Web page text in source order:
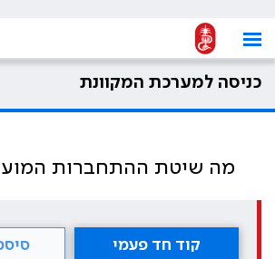
כניסה למערכת המקוונת
מה שיטת ההתחברות
קוד חד פעמי